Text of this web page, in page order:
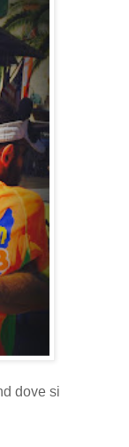
dove si